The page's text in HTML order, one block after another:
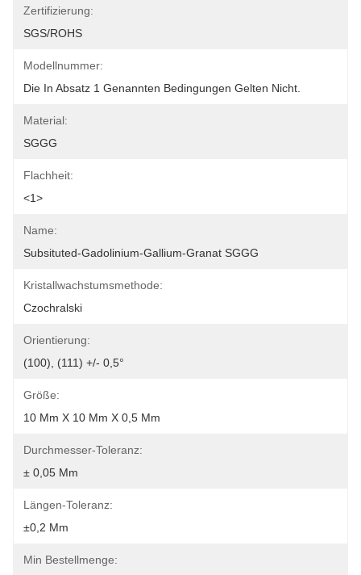
Zertifizierung:
SGS/ROHS
Modellnummer:
Die In Absatz 1 Genannten Bedingungen Gelten Nicht.
Material:
SGGG
Flachheit:
<1>
Name:
Subsituted-Gadolinium-Gallium-Granat SGGG
Kristallwachstumsmethode:
Czochralski
Orientierung:
(100), (111) +/- 0,5°
Größe:
10 Mm X 10 Mm X 0,5 Mm
Durchmesser-Toleranz:
± 0,05 Mm
Längen-Toleranz:
±0,2 Mm
Min Bestellmenge: